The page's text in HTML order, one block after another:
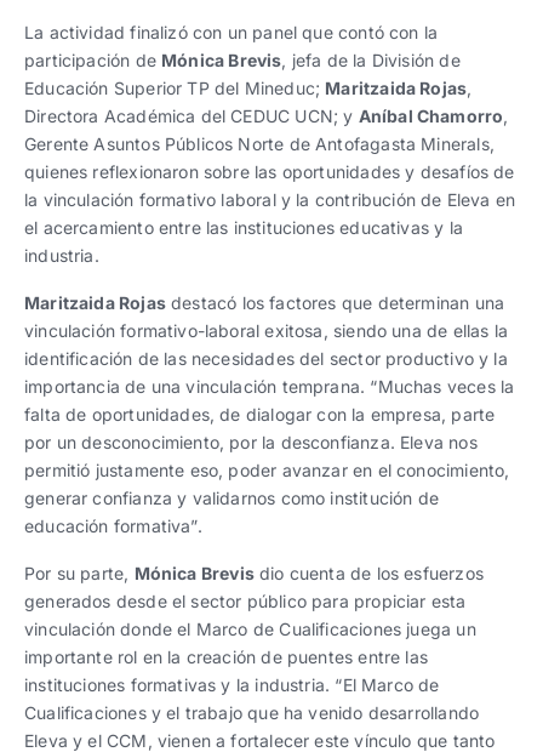
La actividad finalizó con un panel que contó con la
participación de Mónica Brevis, jefa de la División de
Educación Superior TP del Mineduc; Maritzaida Rojas,
Directora Académica del CEDUC UCN; y Aníbal Chamorro,
Gerente Asuntos Públicos Norte de Antofagasta Minerals,
quienes reflexionaron sobre las oportunidades y desafíos de
la vinculación formativo laboral y la contribución de Eleva en
el acercamiento entre las instituciones educativas y la
industria.
Maritzaida Rojasdestacó los factores que determinan una
vinculación formativo-laboral exitosa, siendo una de ellas la
identificación de las necesidades del sector productivo y la
importancia de una vinculación temprana. “Muchas veces la
falta de oportunidades, de dialogar con la empresa, parte
por un desconocimiento, por la desconfianza. Eleva nos
permitió justamente eso, poder avanzar en el conocimiento,
generar confianza y validarnos como institución de
educación formativa”.
Por su parte, Mónica Brevisdio cuenta de los esfuerzos
generados desde el sector público para propiciar esta
vinculación donde el Marco de Cualificaciones juega un
importante rol en la creación de puentes entre las
instituciones formativas y la industria. “El Marco de
Cualificaciones y el trabajo que ha venido desarrollando
Eleva y el CCM, vienen a fortalecer este vínculo que tanto